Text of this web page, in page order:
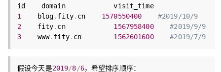
id    domain            visit_time
1
    blog
. fity. cn 1570550400
#2019/10/9
2
    fity
. cn 1567958400
#2019/9/9
3
    www
. fity. cn 1562601600 #2019/7/9
假设今天是2019/8/6，希望排序顺序：